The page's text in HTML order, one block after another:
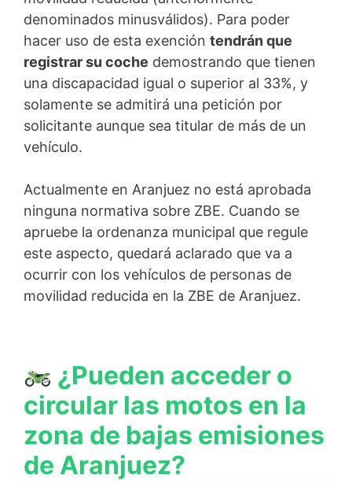
denominados minusválidos). Para poder
hacer uso de esta exención tendrán que
registrar su coche demostrando que tienen
una discapacidad igual o superior al 33%, y
solamente se admitirá una petición por
solicitante aunque sea titular de más de un
vehículo.
Actualmente en Aranjuez no está aprobada
ninguna normativa sobre ZBE. Cuando se
apruebe la ordenanza municipal que regule
este aspecto, quedará aclarado que va a
ocurrir con los vehículos de personas de
movilidad reducida en la ZBE de Aranjuez.
¿Pueden acceder o
circular las motos en la
zona de bajas emisiones
de Aranjuez?